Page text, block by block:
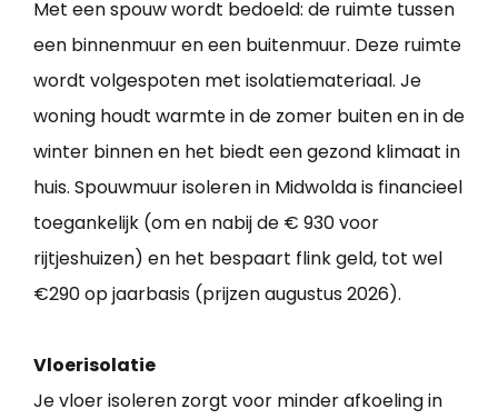
Met een spouw wordt bedoeld: de ruimte tussen
een binnenmuur en een buitenmuur. Deze ruimte
wordt volgespoten met isolatiemateriaal. Je
woning houdt warmte in de zomer buiten en in de
winter binnen en het biedt een gezond klimaat in
huis. Spouwmuur isoleren in Midwolda is financieel
toegankelijk (om en nabij de € 930 voor
rijtjeshuizen) en het bespaart flink geld, tot wel
€290 op jaarbasis (prijzen augustus 2026).
Vloerisolatie
Je vloer isoleren zorgt voor minder afkoeling in